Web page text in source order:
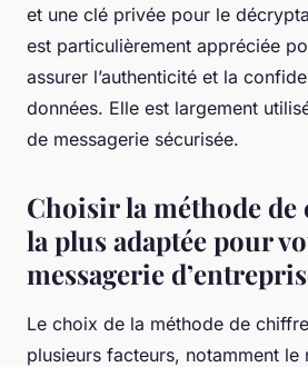
et une clé privée pour le
est particulièrement appréciée
assurer l’authenticité et la
données. Elle est largement
de messagerie sécurisée.
Choisir la méthode
la plus adaptée pour
messagerie
Le choix de la méthode de
plusieurs facteurs, notamment le